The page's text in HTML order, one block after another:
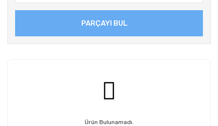
PARÇAYI BUL
Ürün Bulunamadı.